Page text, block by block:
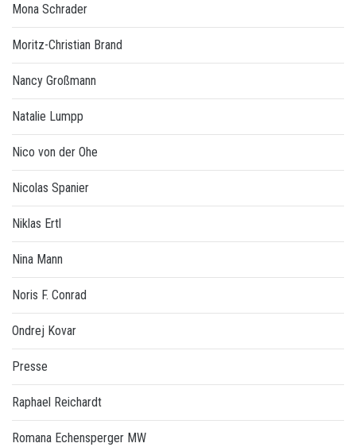
Mona Schrader
Moritz-Christian Brand
Nancy Großmann
Natalie Lumpp
Nico von der Ohe
Nicolas Spanier
Niklas Ertl
Nina Mann
Noris F. Conrad
Ondrej Kovar
Presse
Raphael Reichardt
Romana Echensperger MW